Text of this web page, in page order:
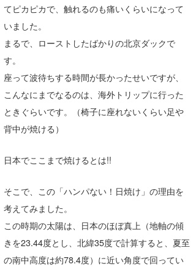
てピカピカで、触れるのも痛いくらいになって
いました。
まるで、ローストしたばかりの北京ダックで
す。
座って波待ちする時間が長かったせいですが、
こんなにまでなるのは、海外トリップに行った
ときぐらいです。（椅子に座れないくらい足や
背中が焼ける）
日本でここまで焼けるとは!!
そこで、この「ハンパない！日焼け」の理由を
考えてみました。
この時期の太陽は、日本のほぼ真上（地軸の傾
きを23.44度とし、北緯35度で計算すると、夏至
の南中高度は約78.4度）に近い角度で回ってい
arukasvision
DELTA FORCE SURF
熊谷素子
嵯峨明日香
進士剛光
植村未来
NOBUFUKU
大野”MAR”修聖
喜納海人
+☆maki☆+
Aichan
ECE
G◎Da
H
KID
KY
MIN
mitz